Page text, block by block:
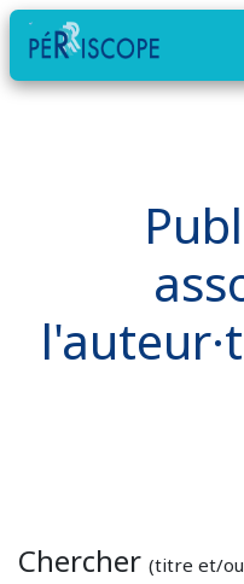
Chercher (titre et/ou